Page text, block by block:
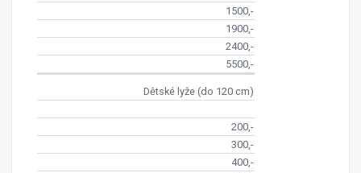
1500,-
1900,-
2400,-
5500,-
Dětské lyže (do 120 cm)
200,-
300,-
400,-